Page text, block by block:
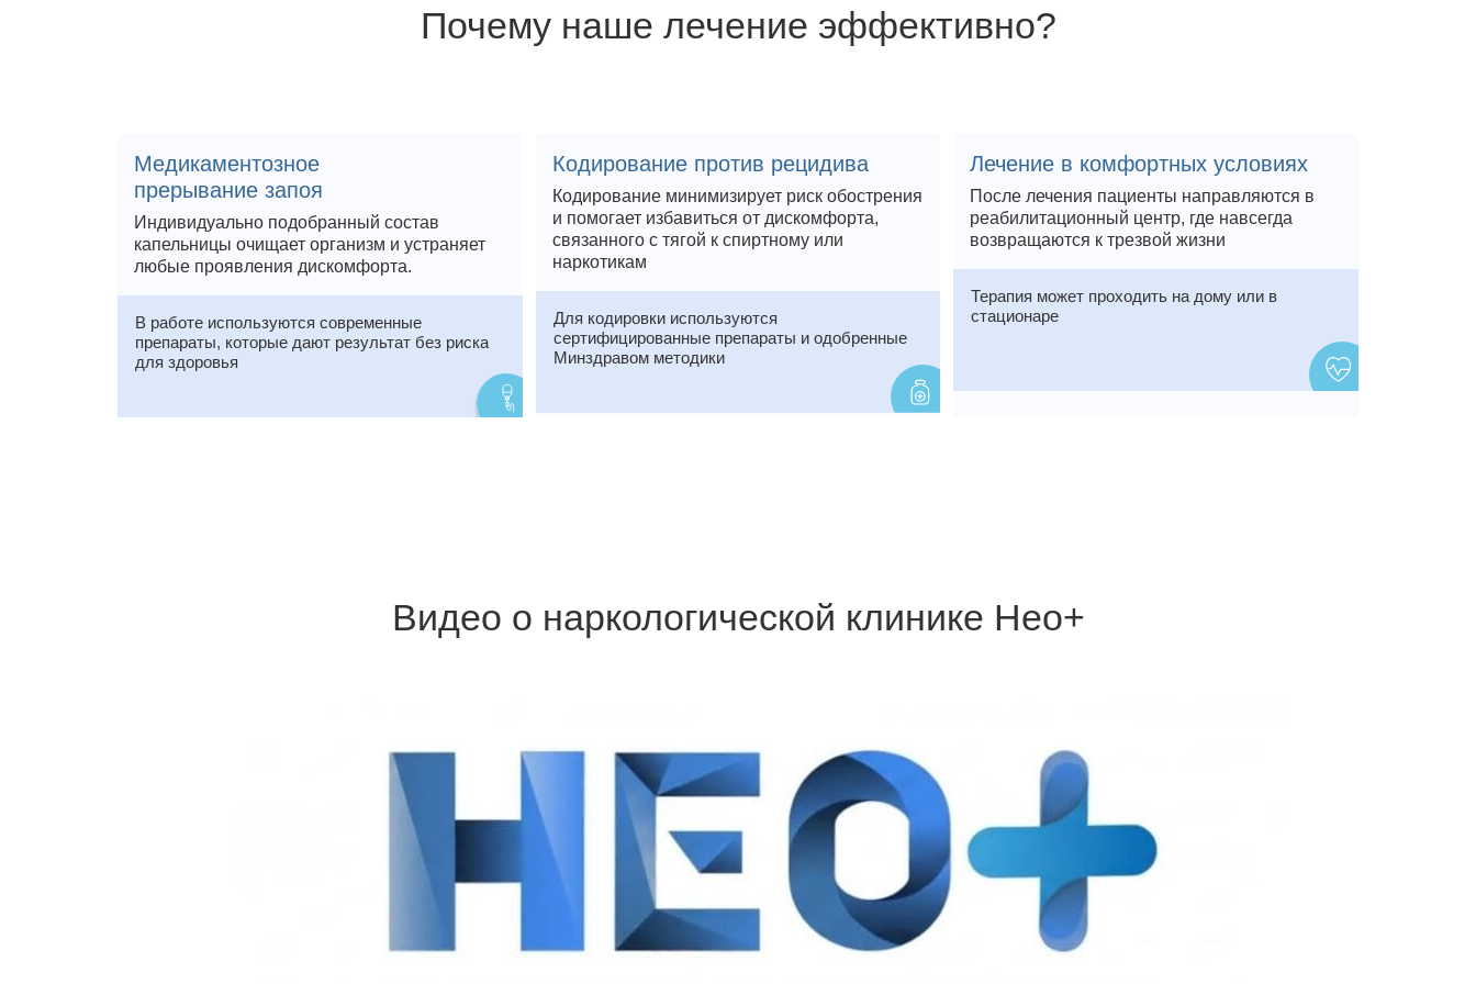
Почему наше лечение эффективно?
Медикаментозное
прерывание запоя
Индивидуально подобранный состав
капельницы очищает организм и устраняет
любые проявления дискомфорта.
В работе используются современные
препараты, которые дают результат без риска
для здоровья
Кодирование против рецидива
Кодирование минимизирует риск обострения
и помогает избавиться от дискомфорта,
связанного с тягой к спиртному или
наркотикам
Для кодировки используются
сертифицированные препараты и одобренные
Минздравом методики
Лечение в комфортных условиях
После лечения пациенты направляются в
реабилитационный центр, где навсегда
возвращаются к трезвой жизни
Терапия может проходить на дому или в
стационаре
Видео о наркологической клинике Нео+